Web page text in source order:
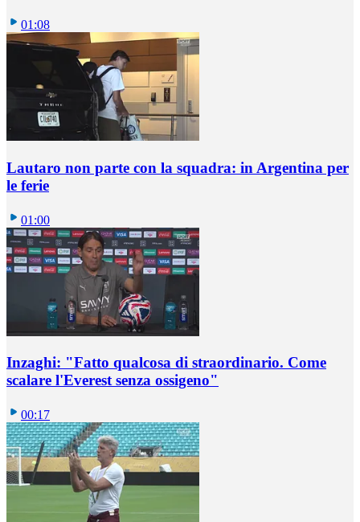
01:08
Lautaro non parte con la squadra: in Argentina per
le ferie
01:00
Inzaghi: "Fatto qualcosa di straordinario. Come
scalare l'Everest senza ossigeno"
00:17